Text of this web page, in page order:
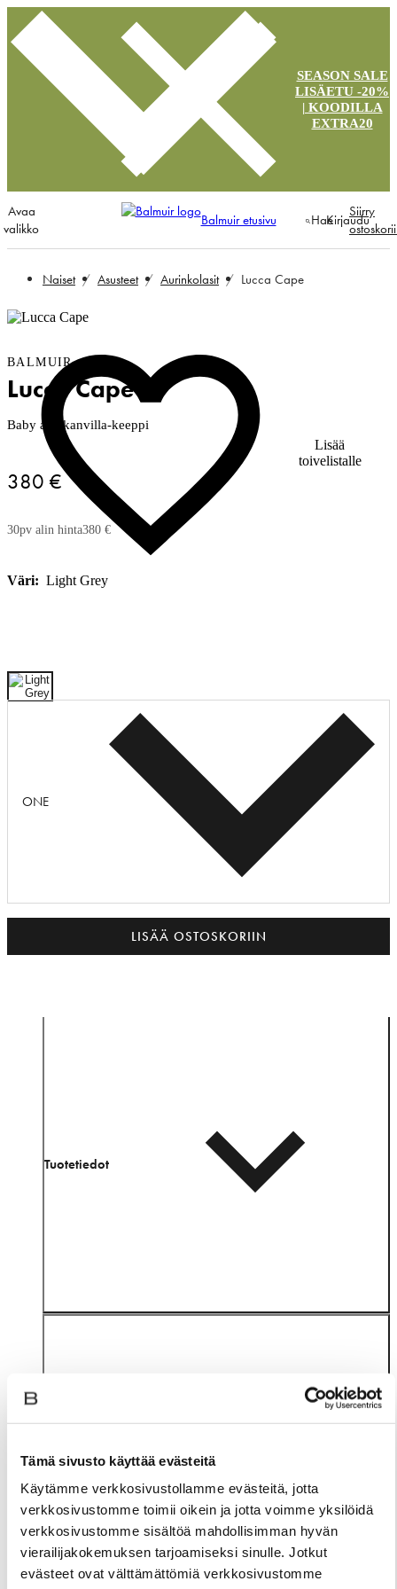
Tämä sivusto käyttää evästeitä
Käytämme verkkosivustollamme evästeitä, jotta
verkkosivustomme toimii oikein ja jotta voimme yksilöidä
verkkosivustomme sisältöä mahdollisimman hyvän
vierailijakokemuksen tarjoamiseksi sinulle. Jotkut
evästeet ovat välttämättömiä verkkosivustomme
SEASON SALE
LISÄETU -20%
| KOODILLA
EXTRA20
Avaa
valikko
Balmuir etusivu HaeKirjaudu
Siirry
Naiset Asusteet Aurinkolasit Lucca Cape
Lisää
toivelistalle
BALMUIR
Lucca Cape
Baby alpakanvilla-keeppi
380 €
30pv alin hinta380 €
Väri: Light Grey
ONE
LISÄÄ OSTOSKORIIN
Tuotetiedot
Materiaali